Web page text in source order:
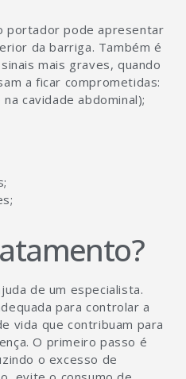
portador pode apresentar
da barriga. Também é
mais graves, quando
a ficar comprometidas:
cavidade abdominal);
de um especialista.
para controlar a
vida que contribuam para
O primeiro passo é
o excesso de